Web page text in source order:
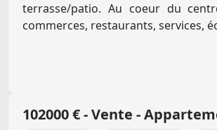
terrasse/patio. Au coeur du
commerces, restaurants, services,
102000 € - Vente -